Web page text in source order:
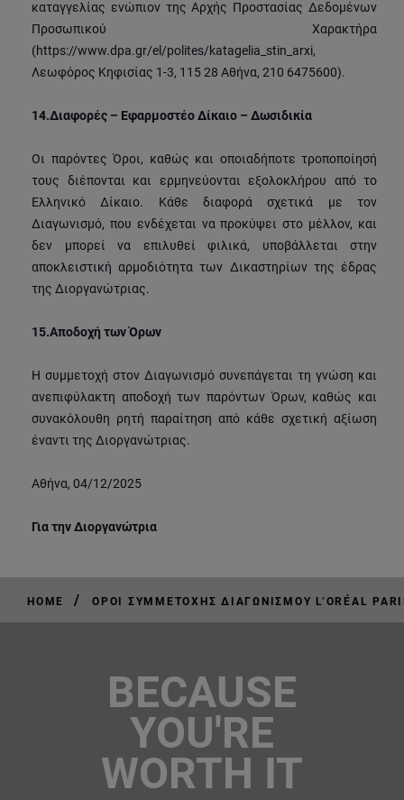
καταγγελίας ενώπιον της Αρχής Προστασίας Δεδομένων
Προσωπικού Χαρακτήρα
(https://www.dpa.gr/el/polites/katagelia_stin_arxi,
Λεωφόρος Κηφισίας 1-3, 115 28 Αθήνα, 210 6475600).
14.Διαφορές – Εφαρμοστέο Δίκαιο – Δωσιδικία
Οι παρόντες Όροι, καθώς και οποιαδήποτε τροποποίησή
τους διέπονται και ερμηνεύονται εξολοκλήρου από το
Ελληνικό Δίκαιο. Κάθε διαφορά σχετικά με τον
Διαγωνισμό, που ενδέχεται να προκύψει στο μέλλον, και
δεν μπορεί να επιλυθεί φιλικά, υποβάλλεται στην
αποκλειστική αρμοδιότητα των Δικαστηρίων της έδρας
της Διοργανώτριας.
15.Αποδοχή των Όρων
Η συμμετοχή στον Διαγωνισμό συνεπάγεται τη γνώση και
ανεπιφύλακτη αποδοχή των παρόντων Όρων, καθώς και
συνακόλουθη ρητή παραίτηση από κάθε σχετική αξίωση
έναντι της Διοργανώτριας.
Αθήνα, 04/12/2025
Για την Διοργανώτρια
HOME / ΟΡΟΙ ΣΥΜΜΕΤΟΧΗΣ ΔΙΑΓΩΝΙΣΜΟΥ L’ORÉAL
BECAUSE
YOU'RE
WORTH IT